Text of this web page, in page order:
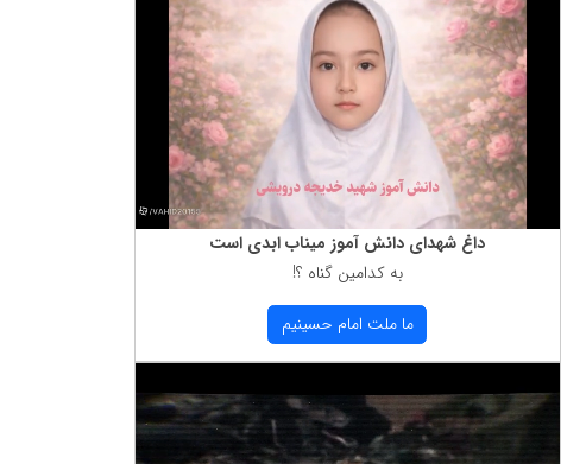
داغ شهدای دانش آموز میناب ابدی است
به كدامین گناه ؟!
ما ملت امام حسینیم